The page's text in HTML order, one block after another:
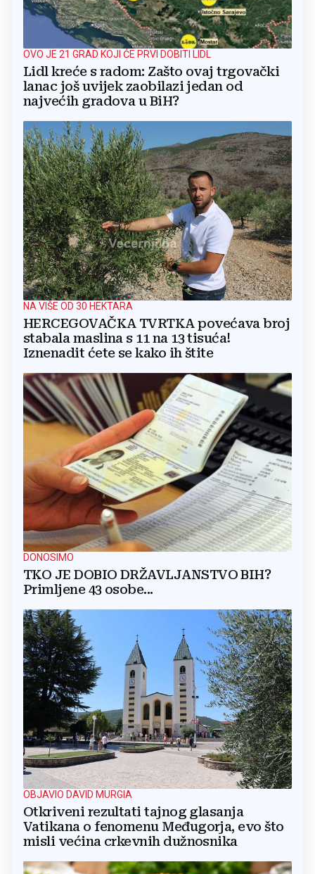
OVO JE 21 GRAD KOJI ĆE PRVI DOBITI LIDL
Lidl kreće s radom: Zašto ovaj trgovački
lanac još uvijek zaobilazi jedan od
najvećih gradova u BiH?
NA VIŠE OD 30 HEKTARA
HERCEGOVAČKA TVRTKA povećava broj
stabala maslina s 11 na 13 tisuća!
Iznenadit ćete se kako ih štite
DONOSIMO
TKO JE DOBIO DRŽAVLJANSTVO BIH?
Primljene 43 osobe...
OBJAVIO DAVID MURGIA
Otkriveni rezultati tajnog glasanja
Vatikana o fenomenu Međugorja, evo što
misli većina crkevnih dužnosnika